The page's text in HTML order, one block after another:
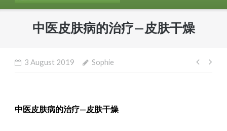
中医皮肤病的治疗—皮肤干燥
3 August 2019 Sophie
Post
中医皮肤病的治疗—皮肤干燥